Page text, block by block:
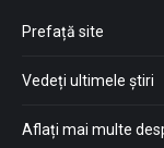
Prefață site
Vedeți ultimele știri
Aflați mai multe